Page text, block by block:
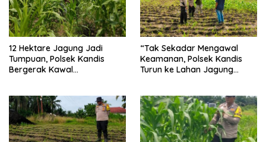
12 Hektare Jagung Jadi
Tumpuan, Polsek Kandis
Bergerak Kawal
“Tak Sekadar Mengawal
Keamanan, Polsek Kandis
Turun ke Lahan Jagung